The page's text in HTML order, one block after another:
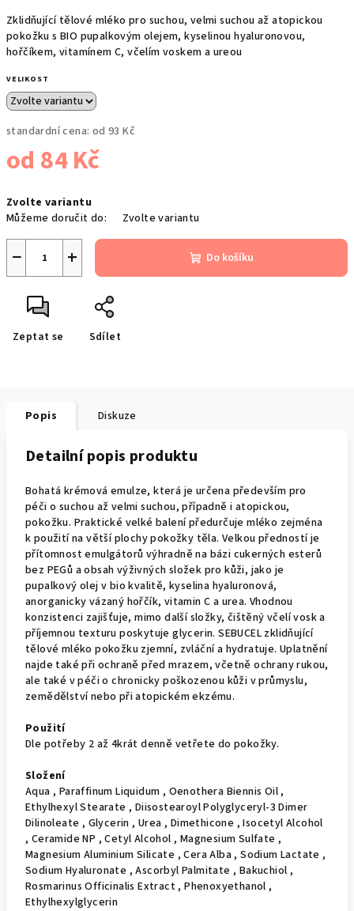
Zklidňující tělové mléko pro suchou, velmi suchou až atopickou
pokožku s BIO pupalkovým olejem, kyselinou hyaluronovou,
hořčíkem, vitamínem C, včelím voskem a ureou
VELIKOST
standardní cena: od 93 Kč
od 84 Kč
cena:
Zvolte variantu
Můžeme doručit do:
Zvolte variantu
+
− Do košíku
Zeptat se Sdílet
Popis Diskuze
Detailní popis produktu
Bohatá krémová emulze, která je určena především pro
péči o suchou až velmi suchou, případně i atopickou,
pokožku. Praktické velké balení předurčuje mléko zejména
k použití na větší plochy pokožky těla. Velkou předností je
přítomnost emulgátorů výhradně na bázi cukerných esterů
bez PEGů a obsah výživných složek pro kůži, jako je
pupalkový olej v bio kvalitě, kyselina hyaluronová,
anorganicky vázaný hořčík, vitamin C a urea. Vhodnou
konzistenci zajišťuje, mimo další složky, čištěný včelí vosk a
příjemnou texturu poskytuje glycerin. SEBUCEL zklidňující
tělové mléko pokožku zjemní, zvláční a hydratuje. Uplatnění
najde také při ochraně před mrazem, včetně ochrany rukou,
ale také v péči o chronicky poškozenou kůži v průmyslu,
zemědělství nebo při atopickém ekzému.
Použití
Dle potřeby 2 až 4krát denně vetřete do pokožky.
Složení
Aqua , Paraffinum Liquidum , Oenothera Biennis Oil ,
Ethylhexyl Stearate , Diisostearoyl Polyglyceryl-3 Dimer
Dilinoleate , Glycerin , Urea , Dimethicone , Isocetyl Alcohol
, Ceramide NP , Cetyl Alcohol , Magnesium Sulfate ,
Magnesium Aluminium Silicate , Cera Alba , Sodium Lactate ,
Sodium Hyaluronate , Ascorbyl Palmitate , Bakuchiol ,
Rosmarinus Officinalis Extract , Phenoxyethanol ,
Ethylhexylglycerin